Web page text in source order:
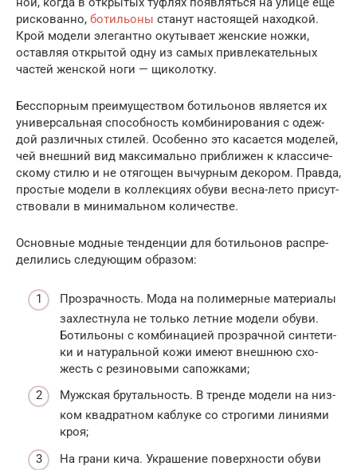
рис­ко­ван­но, боти­льо­ны ста­нут насто­я­щей наход­кой.
Крой моде­ли эле­гант­но оку­ты­ва­ет жен­ские нож­ки,
остав­ляя откры­той одну из самых при­вле­ка­тель­ных
частей жен­ской ноги — щиколотку.
Бес­спор­ным пре­иму­ще­ством боти­льо­нов явля­ет­ся их
уни­вер­саль­ная спо­соб­ность ком­би­ни­ро­ва­ния с одеж­
дой раз­лич­ных сти­лей. Осо­бен­но это каса­ет­ся моде­лей,
чей внеш­ний вид мак­си­маль­но при­бли­жен к клас­си­че­
ско­му сти­лю и не отя­го­щен вычур­ным деко­ром. Прав­да,
про­стые моде­ли в кол­лек­ци­ях обу­ви вес­на-лето при­сут­
ство­ва­ли в мини­маль­ном количестве.
Основ­ные мод­ные тен­ден­ции для боти­льо­нов рас­пре­
де­ли­лись сле­ду­ю­щим образом:
Про­зрач­ность. Мода на поли­мер­ные мате­ри­а­лы
захлест­ну­ла не толь­ко лет­ние моде­ли обу­ви.
Боти­льо­ны с ком­би­на­ци­ей про­зрач­ной син­те­ти­
ки и нату­раль­ной кожи име­ют внеш­нюю схо­
жесть с рези­но­вы­ми сапожками;
Муж­ская бру­таль­ность. В трен­де моде­ли на низ­
ком квад­рат­ном каб­лу­ке со стро­ги­ми лини­я­ми
кроя;
На гра­ни кича. Укра­ше­ние поверх­но­сти обу­ви